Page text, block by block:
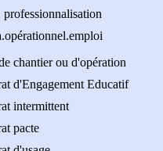
professionnalisation
chantier ou d'opération
d'Engagement Educatif
intermittent
pacte